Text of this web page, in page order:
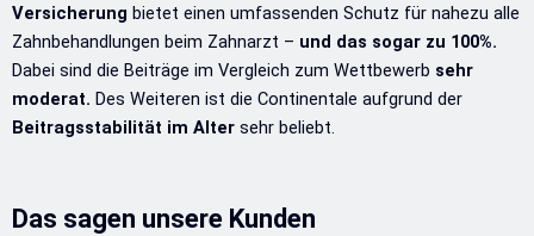
Versicherung bietet einen umfassenden Schutz für nahezu alle
Zahnbehandlungen beim Zahnarzt – und das sogar zu 100%.
Dabei sind die Beiträge im Vergleich zum Wettbewerb sehr
moderat. Des Weiteren ist die Continentale aufgrund der
Beitragsstabilität im Alter sehr beliebt.
Das sagen unsere Kunden